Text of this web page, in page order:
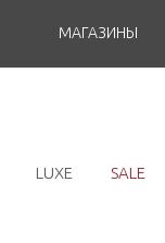
МАГАЗИНЫ
LUXE SALE